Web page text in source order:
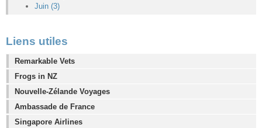
Juin (3)
Liens utiles
Remarkable Vets
Frogs in NZ
Nouvelle-Zélande Voyages
Ambassade de France
Singapore Airlines